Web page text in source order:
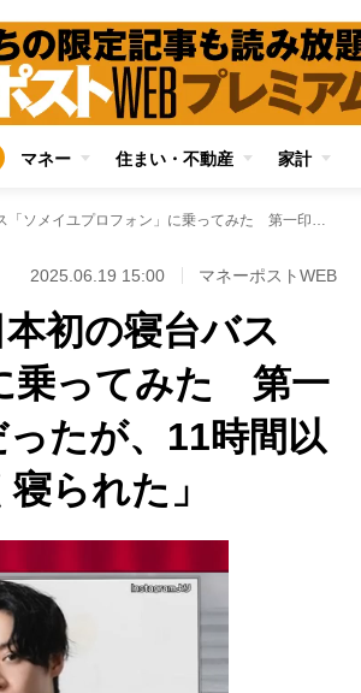
マネー 住まい・不動産 家計
高知～徳島～東京を結ぶ日本初の寝台バス「ソメイユプロフォン」に乗ってみた 第一印象は「狭い！」の一言だったが、11時間以上を過ごした感想は「よく寝られた」
2025.06.19 15:00 マネーポストWEB
初の寝台バス
乗ってみた 第一
たが、11時間以
られた」